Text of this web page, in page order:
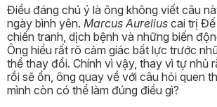
Điều đáng chú ý là ông không viết câu
ngày bình yên. Marcus Aurelius cai trị
chiến tranh, dịch bệnh và những biến
Ông hiểu rất rõ cảm giác bất lực trước
thể thay đổi. Chính vì vậy, thay vì tự nhủ
rồi sẽ ổn, ông quay về với câu hỏi quen
mình còn có thể làm đúng điều gì?